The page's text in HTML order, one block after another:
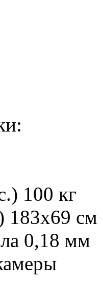
100 кг
183х69 см
0,18 мм